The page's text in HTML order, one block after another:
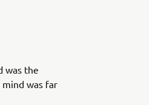
was the
was far